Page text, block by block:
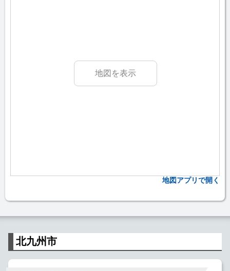
地図を表示
地図アプリで開く
北九州市